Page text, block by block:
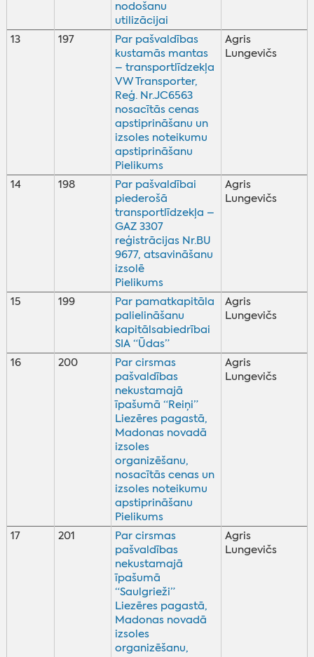
nodošanu
utilizācijai
13 197
Par pašvaldības
kustamās mantas
– transportlīdzekļa
VW Transporter,
Reģ. Nr.JC6563
nosacītās cenas
apstiprināšanu un
izsoles noteikumu
apstiprināšanu
Pielikums
Agris
Lungevičs
14 198
Par pašvaldībai
piederošā
transportlīdzekļa –
GAZ 3307
reģistrācijas Nr.BU
9677, atsavināšanu
izsolē
Pielikums
Agris
Lungevičs
15 199
Par pamatkapitāla
palielināšanu
kapitālsabiedrībai
SIA “Ūdas”
Agris
Lungevičs
16 200
Par cirsmas
pašvaldības
nekustamajā
īpašumā “Reiņi”
Liezēres pagastā,
Madonas novadā
izsoles
organizēšanu,
nosacītās cenas un
izsoles noteikumu
apstiprināšanu
Pielikums
Agris
Lungevičs
17 201
Par cirsmas
pašvaldības
nekustamajā
īpašumā
“Saulgrieži”
Liezēres pagastā,
Madonas novadā
izsoles
organizēšanu,
Agris
Lungevičs